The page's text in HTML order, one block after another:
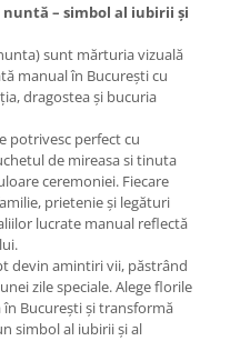
nuntă – simbol al iubirii și
sunt mărturia vizuală
manual în București cu
dragostea și bucuria
potrivesc perfect cu
de mireasa si tinuta
ceremoniei. Fiecare
prietenie și legături
lucrate manual reflectă
devin amintiri vii, păstrând
zile speciale. Alege florile
București și transformă
simbol al iubirii și al